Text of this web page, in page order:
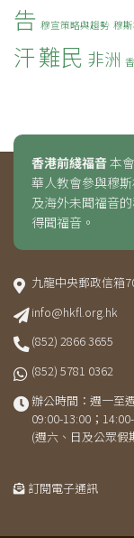
告 穆宣策略與趨勢 穆
汗難民 非洲
香港前綫福音本
華人教會參與穆
及海外未聞福音
得聞福音。
九龍中央郵政信箱
info@hkfl.org.hk
(852) 2866 3655
(852) 5781 0362
辦公時間：週一至
09:00-13:00；
(週六、日及公眾假
訂閱電子通訊